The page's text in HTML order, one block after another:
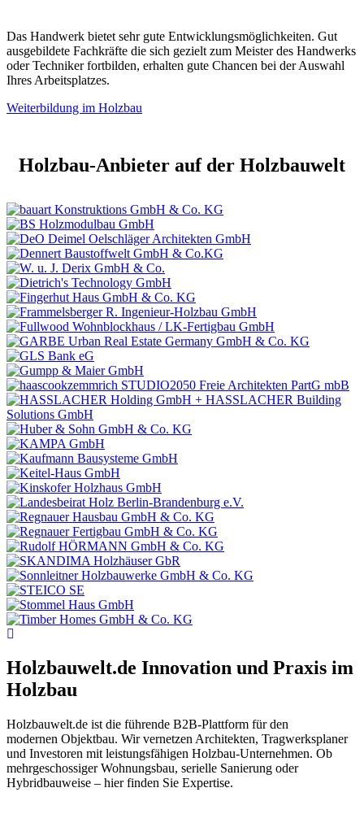
Das Handwerk bietet sehr gute Entwicklungsmöglichkeiten. Gut
ausgebildete Fachkräfte die sich gezielt zum Meister des Handwerks
oder Techniker fortbilden, erhalten gute Chancen bei der Auswahl
Ihres Arbeitsplatzes.
Weiterbildung im Holzbau
Holzbau-Anbieter auf der Holzbauwelt
Holzbauwelt.de Innovation und Praxis im
Holzbau
Holzbauwelt.de ist die führende B2B-Plattform für den
modernen Objektbau. Wir vernetzen Architekten, Tragwerksplaner
und Investoren mit leistungsfähigen Holzbau-Unternehmen. Ob
mehrgeschossiger Wohnungsbau, serielle Sanierung oder
Hybridbauweise – hier finden Sie Expertise.